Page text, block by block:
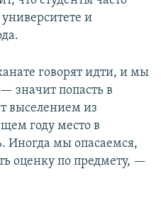
и
говорят идти, и мы
значит попасть в
выселением из
году место в
Иногда мы опасаемся,
оценку по предмету, —